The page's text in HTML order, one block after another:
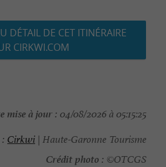
DÉTAIL DE CET ITINÉRAIRE
CIRKWI.COM
mise à jour : 04/08/2026 à 05:15:25
Cirkwi | Haute-Garonne Tourisme
Crédit photo : ©OTCGS